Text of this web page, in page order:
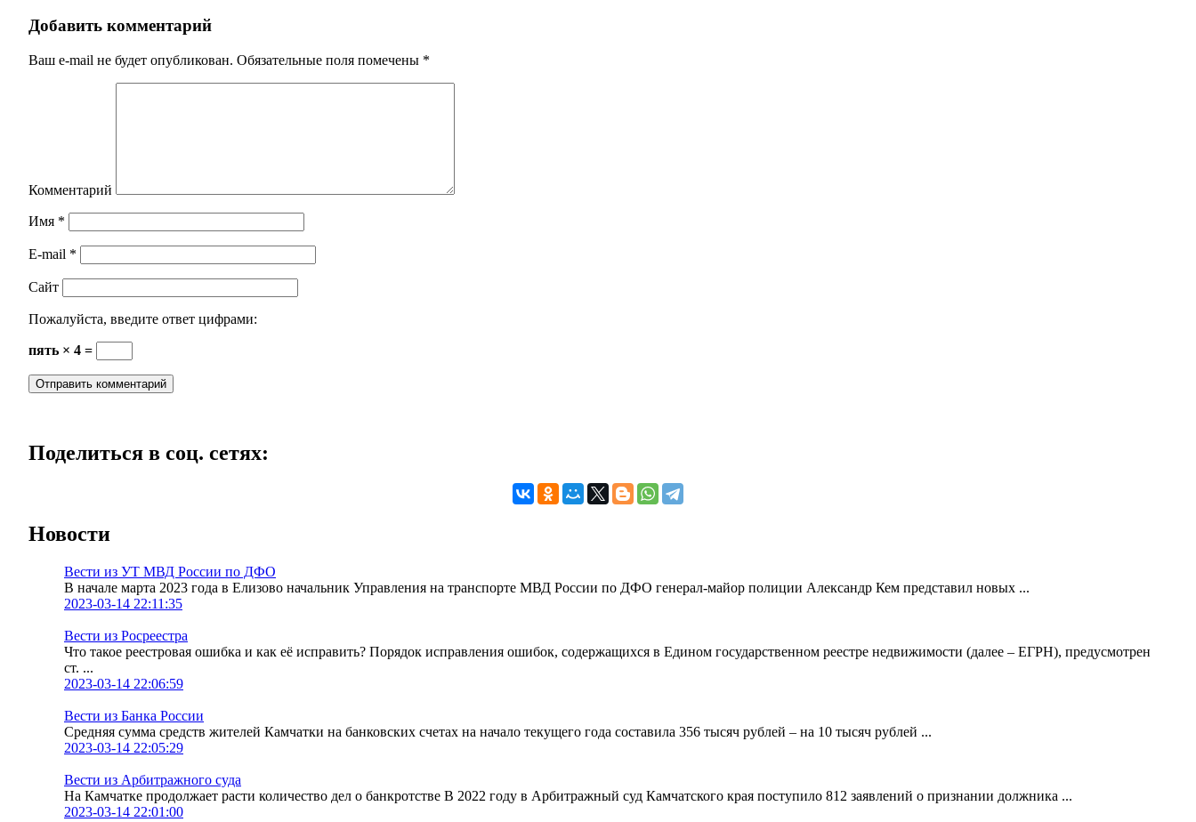
Добавить комментарий
Ваш e-mail не будет опубликован. Обязательные поля помечены *
Комментарий
Имя *
E-mail *
Сайт
Пожалуйста, введите ответ цифрами:
пять × 4 =
Поделиться в соц. сетях:
Новости
Вести из УТ МВД России по ДФО
В начале марта 2023 года в Елизово начальник Управления на транспорте МВД России по ДФО генерал-майор полиции Александр Кем представил новых ...
2023-03-14 22:11:35
Вести из Росреестра
Что такое реестровая ошибка и как её исправить? Порядок исправления ошибок, содержащихся в Едином государственном реестре недвижимости (далее – ЕГРН), предусмотрен
ст. ...
2023-03-14 22:06:59
Вести из Банка России
Средняя сумма средств жителей Камчатки на банковских счетах на начало текущего года составила 356 тысяч рублей – на 10 тысяч рублей ...
2023-03-14 22:05:29
Вести из Арбитражного суда
На Камчатке продолжает расти количество дел о банкротстве В 2022 году в Арбитражный суд Камчатского края поступило 812 заявлений о признании должника ...
2023-03-14 22:01:00